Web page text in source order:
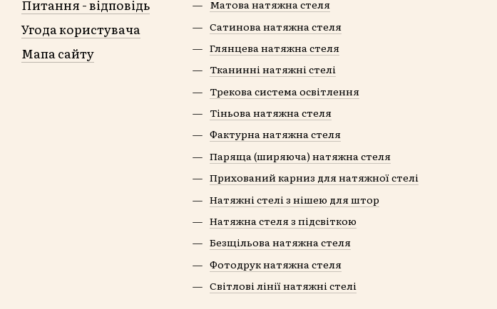
Матова натяжна стеля
Сатинова натяжна стеля
Глянцева натяжна стеля
Тканинні натяжні стелі
Трекова система освітлення
Тіньова натяжна стеля
Фактурна натяжна стеля
Паряща (ширяюча) натяжна стеля
Прихований карниз для натяжної стелі
Натяжні стелі з нішею для штор
Натяжна стеля з підсвіткою
Безщільова натяжна стеля
Фотодрук натяжна стеля
Світлові лінії натяжні стелі
Питання - відповідь
Угода користувача
Мапа сайту